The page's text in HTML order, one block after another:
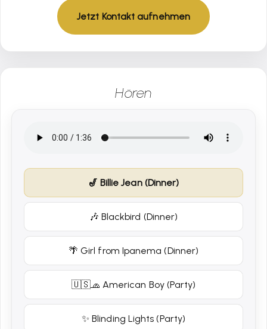
Jetzt Kontakt aufnehmen
Hören
🎷 Billie Jean (Dinner)
🎶 Blackbird (Dinner)
🌴 Girl from Ipanema (Dinner)
🇺🇸🧢 American Boy (Party)
✨ Blinding Lights (Party)